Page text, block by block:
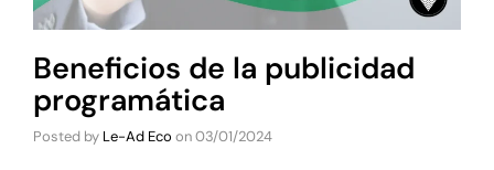
Beneficios de la publicidad
programática
Posted by Le-Ad Eco on03/01/2024